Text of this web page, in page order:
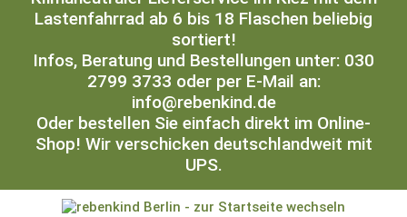
Lastenfahrrad ab 6 bis 18 Flaschen beliebig
sortiert!
Infos, Beratung und Bestellungen unter: 030
2799 3733 oder per E-Mail an:
info@rebenkind.de
Oder bestellen Sie einfach direkt im Online-
Shop! Wir verschicken deutschlandweit mit
UPS.